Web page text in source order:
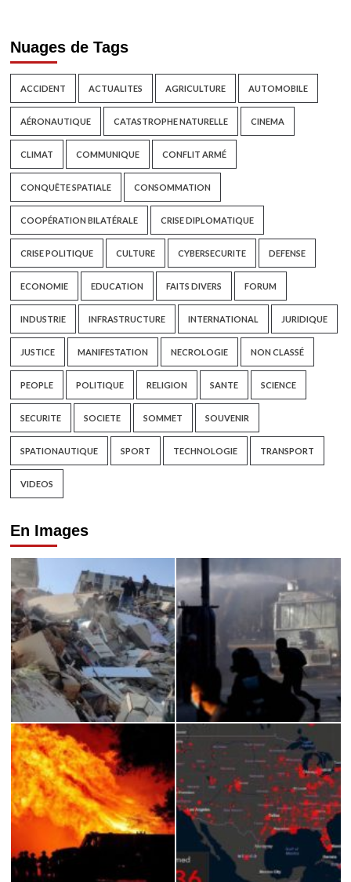
Nuages de Tags
ACCIDENT ACTUALITES AGRICULTURE AUTOMOBILE
AÉRONAUTIQUE CATASTROPHE NATURELLE CINEMA
CLIMAT COMMUNIQUE CONFLIT ARMÉ
CONQUÊTE SPATIALE CONSOMMATION
COOPÉRATION BILATÉRALE CRISE DIPLOMATIQUE
CRISE POLITIQUE CULTURE CYBERSECURITE DEFENSE
ECONOMIE EDUCATION FAITS DIVERS FORUM
INDUSTRIE INFRASTRUCTURE INTERNATIONAL JURIDIQUE
JUSTICE MANIFESTATION NECROLOGIE NON CLASSÉ
PEOPLE POLITIQUE RELIGION SANTE SCIENCE
SECURITE SOCIETE SOMMET SOUVENIR
SPATIONAUTIQUE SPORT TECHNOLOGIE TRANSPORT
VIDEOS
En Images